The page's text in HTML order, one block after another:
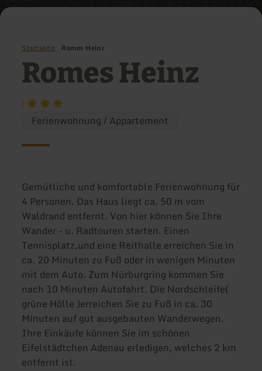
Startseite Romes Heinz
Romes Heinz
F
Ferienwohnung / Appartement
Gemütliche und komfortable Ferienwohnung für
4 Personen. Das Haus liegt ca. 50 m vom
Waldrand entfernt. Von hier können Sie Ihre
Wander - u. Radtouren starten. Einen
Tennisplatz,und eine Reithalle erreichen Sie in
ca. 20 Minuten zu Fuß oder in wenigen Minuten
mit dem Auto. Zum Nürburgring kommen Sie
nach 10 Minuten Autofahrt. Die Nordschleife(
grüne Hölle )erreichen Sie zu Fuß in ca. 30
Minuten auf gut ausgebauten Wanderwegen.
Ihre Einkäufe können Sie im schönen
Eifelstädtchen Adenau erledigen, welches 2 km
entfernt ist.